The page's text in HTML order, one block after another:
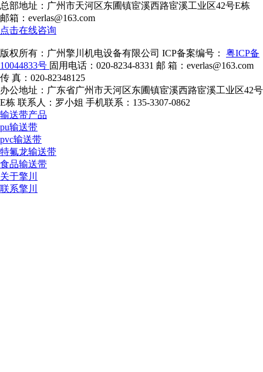
总部地址：广州市天河区东圃镇宦溪西路宦溪工业区42号E栋
邮箱：everlas@163.com
点击在线咨询
版权所有：广州擎川机电设备有限公司 ICP备案编号： 粤ICP备
10044833号 固用电话：020-8234-8331 邮 箱：everlas@163.com
传 真：020-82348125
办公地址：广东省广州市天河区东圃镇宦溪西路宦溪工业区42号
E栋 联系人：罗小姐 手机联系：135-3307-0862
输送带产品
pu输送带
pvc输送带
特氟龙输送带
食品输送带
关于擎川
联系擎川